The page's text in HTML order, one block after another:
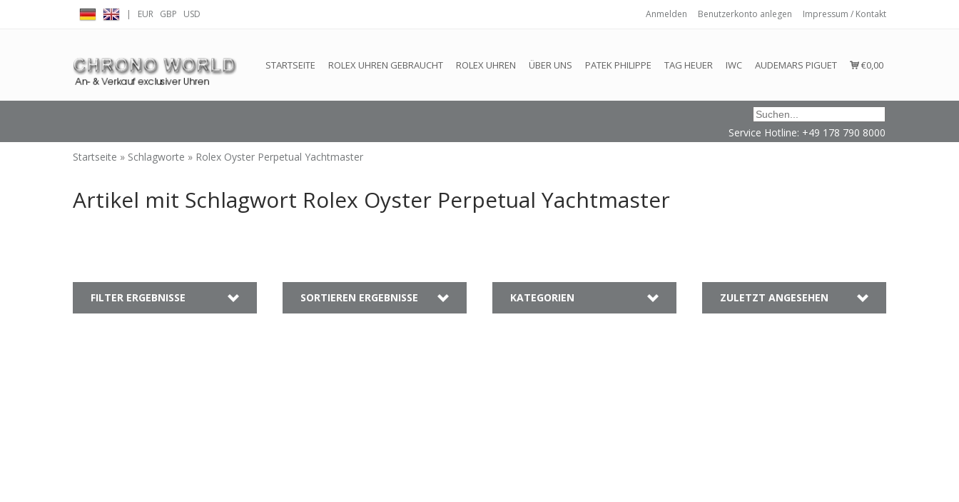
| EUR GBP USD Anmelden Benutzerkonto anlegen Impressum / Kontakt
STARTSEITE ROLEX UHREN GEBRAUCHT ROLEX UHREN ÜBER UNS PATEK PHILIPPE TAG HEUER IWC AUDEMARS PIGUET €0,00
Service Hotline: +49 178 790 8000
Startseite » Schlagworte » Rolex Oyster Perpetual Yachtmaster
Artikel mit Schlagwort Rolex Oyster Perpetual Yachtmaster
FILTER ERGEBNISSE SORTIEREN ERGEBNISSE KATEGORIEN ZULETZT ANGESEHEN
← Zurück zum Backoffice Dieser Shop befindet sich im Aufbau. Eventuell können nicht alle Bestellungen eingehalten oder erfüllt werden.